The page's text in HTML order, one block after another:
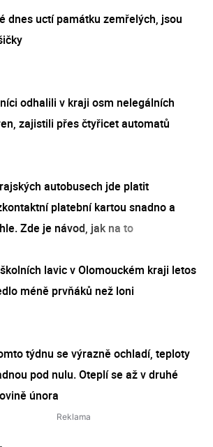
dnes uctí památku zemřelých, jsou
odhalili v kraji osm nelegálních
zajistili přes čtyřicet automatů
autobusech jde platit
platební kartou snadno a
Zde je návod, jak na to
lavic v Olomouckém kraji letos
méně prvňáků než loni
týdnu se výrazně ochladí, teploty
pod nulu. Oteplí se až v druhé
února